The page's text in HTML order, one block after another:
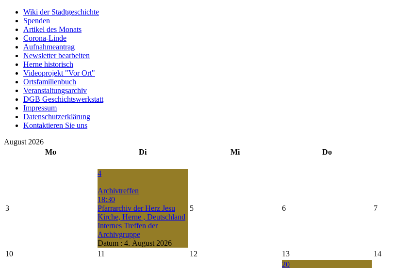
Wiki der Stadtgeschichte
Spenden
Artikel des Monats
Corona-Linde
Aufnahmeantrag
Newsletter bearbeiten
Herne historisch
Videoprojekt "Vor Ort"
Ortsfamilienbuch
Veranstaltungsarchiv
DGB Geschichtswerkstatt
Impressum
Datenschutzerklärung
Kontaktieren Sie uns
August 2026
Mo
Di Mi Do
3
4
Archivtreffen
18:30
Pfarrarchiv der Herz Jesu
Kirche, Herne , Deutschland
Internes Treffen der
Archivgruppe
Datum : 4. August 2026
5 6 7
10 11 12 13 14
20